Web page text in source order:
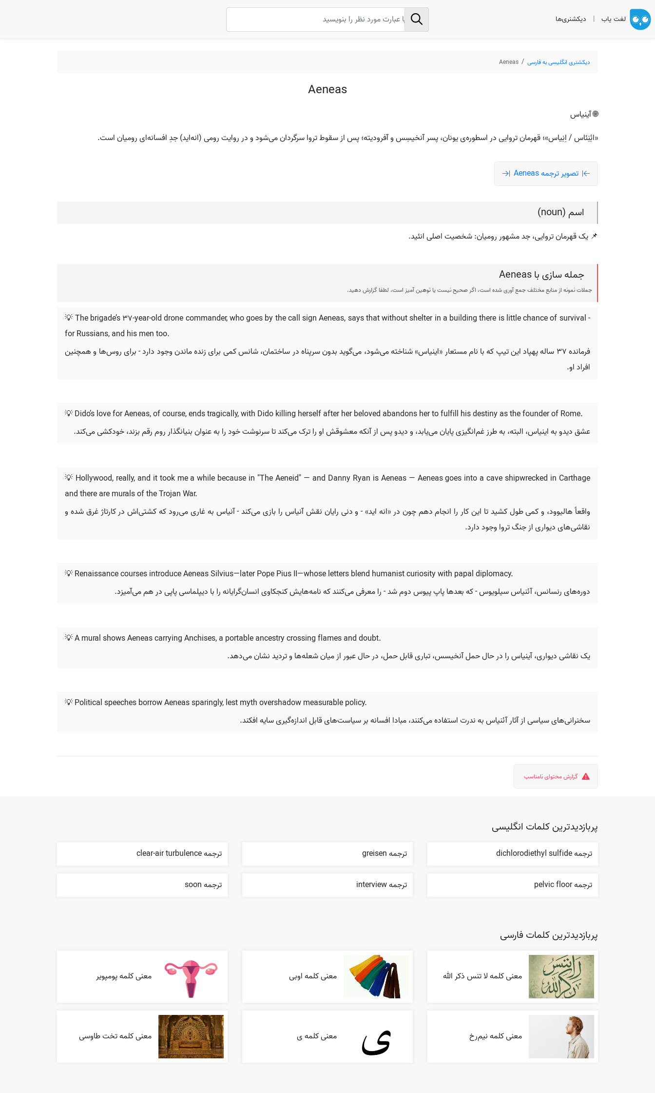
لغت یاب | دیکشنری‌ها
دیکشنری انگلیسی به فارسی Aeneas
Aeneas
🌐 آینیاس
«ائِنِئاس / اِنِیاس»؛ قهرمان تروایی در اسطوره‌ی یونان، پسر آنخیسِس و آفرودیته؛ پس از سقوط تروا سرگردان می‌شود و در روایت رومی (انه‌اید) جدِ افسانه‌ای رومیان است.
تصویر ترجمه Aeneas
اسم (noun)
📌 یک قهرمان تروایی، جد مشهور رومیان: شخصیت اصلی انئید.
جمله سازی با Aeneas
جملات نمونه از منابع مختلف جمع آوری شده است، اگر صحیح نیست یا توهین آمیز است، لطفا گزارش دهید.
💡 The brigade’s 37-year-old drone commander, who goes by the call sign Aeneas, says that without shelter in a building there is little chance of survival -
for Russians, and his men too.
فرمانده ۳۷ ساله پهپاد این تیپ که با نام مستعار «اینیاس» شناخته می‌شود، می‌گوید بدون سرپناه در ساختمان، شانس کمی برای زنده ماندن وجود دارد - برای روس‌ها و همچنین
افراد او.
💡 Dido’s love for Aeneas, of course, ends tragically, with Dido killing herself after her beloved abandons her to fulfill his destiny as the founder of Rome.
عشق دیدو به اینیاس، البته، به طرز غم‌انگیزی پایان می‌یابد، و دیدو پس از آنکه معشوقش او را ترک می‌کند تا سرنوشت خود را به عنوان بنیانگذار روم رقم بزند، خودکشی می‌کند.
💡 Hollywood, really, and it took me a while because in "The Aeneid" — and Danny Ryan is Aeneas — Aeneas goes into a cave shipwrecked in Carthage
and there are murals of the Trojan War.
واقعاً هالیوود، و کمی طول کشید تا این کار را انجام دهم چون در «انه اید» - و دنی رایان نقش آنیاس را بازی می‌کند - آنیاس به غاری می‌رود که کشتی‌اش در کارتاژ غرق شده و
نقاشی‌های دیواری از جنگ تروا وجود دارد.
💡 Renaissance courses introduce Aeneas Silvius—later Pope Pius II—whose letters blend humanist curiosity with papal diplomacy.
دوره‌های رنسانس، آئنیاس سیلویوس - که بعدها پاپ پیوس دوم شد - را معرفی می‌کنند که نامه‌هایش کنجکاوی انسان‌گرایانه را با دیپلماسی پاپی در هم می‌آمیزد.
💡 A mural shows Aeneas carrying Anchises, a portable ancestry crossing flames and doubt.
یک نقاشی دیواری، آینیاس را در حال حمل آنخیسس، تباری قابل حمل، در حال عبور از میان شعله‌ها و تردید نشان می‌دهد.
💡 Political speeches borrow Aeneas sparingly, lest myth overshadow measurable policy.
سخنرانی‌های سیاسی از آثار آئنیاس به ندرت استفاده می‌کنند، مبادا افسانه بر سیاست‌های قابل اندازه‌گیری سایه افکند.
گزارش محتوای نامناسب
پربازدیدترین کلمات انگلیسی
ترجمه dichlorodiethyl sulfide ترجمه greisen ترجمه clear-air turbulence
ترجمه pelvic floor ترجمه interview ترجمه soon
پربازدیدترین کلمات فارسی
معنی کلمه لا تنس ذکر الله معنی کلمه اوبی معنی کلمه پومپویر
معنی کلمه نیم‌رخ معنی کلمه ی معنی کلمه تخت طاوسی